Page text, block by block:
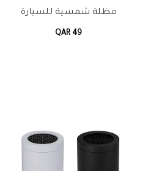
مظلة شمسية للسيارة
QAR 49